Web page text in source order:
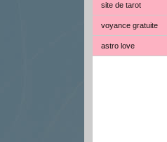
site de tarot
voyance gratuite
astro love